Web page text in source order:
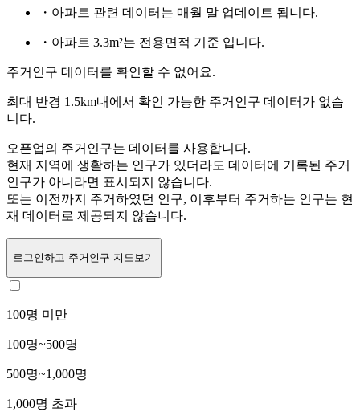
・아파트 관련 데이터는 매월 말 업데이트 됩니다.
・아파트 3.3m²는 전용면적 기준 입니다.
주거인구 데이터를 확인할 수 없어요.
최대 반경 1.5km내에서 확인 가능한 주거인구 데이터가 없습
니다.
오픈업의 주거인구는 데이터를 사용합니다.
현재 지역에 생활하는 인구가 있더라도 데이터에 기록된 주거
인구가 아니라면 표시되지 않습니다.
또는 이전까지 주거하였던 인구, 이후부터 주거하는 인구는 현
재 데이터로 제공되지 않습니다.
로그인하고 주거인구 지도보기
100명 미만
100명~500명
500명~1,000명
1,000명 초과